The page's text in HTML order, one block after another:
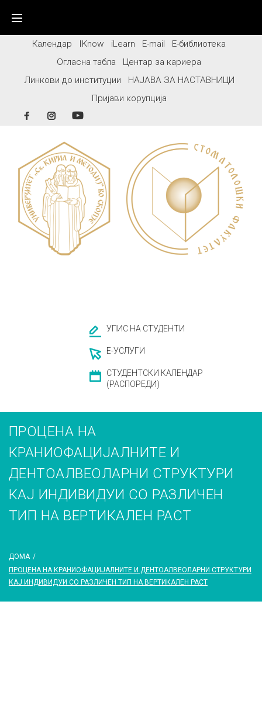
contentКалендар IKnow iLearn E-mail
Е-библиотека
Огласна табла
Центар за кариера
Линкови до институции
НАЈАВА ЗА НАСТАВНИЦИ
Пријави корупција
FacebookInstagram
УПИС НА СТУДЕНТИ
Е-УСЛУГИ
СТУДЕНТСКИ КАЛЕНДАР
(РАСПОРЕДИ)
ПРОЦЕНА НА
КРАНИОФАЦИЈАЛНИТЕ И
ДЕНТОАЛВЕОЛАРНИ СТРУКТУРИ
КАЈ ИНДИВИДУИ СО РАЗЛИЧЕН
ТИП НА ВЕРТИКАЛЕН РАСТ
ДОМА /
ПРОЦЕНА НА КРАНИОФАЦИЈАЛНИТЕ И ДЕНТОАЛВЕОЛАРНИ СТРУКТУРИ
КАЈ ИНДИВИДУИ СО РАЗЛИЧЕН ТИП НА ВЕРТИКАЛЕН РАСТ